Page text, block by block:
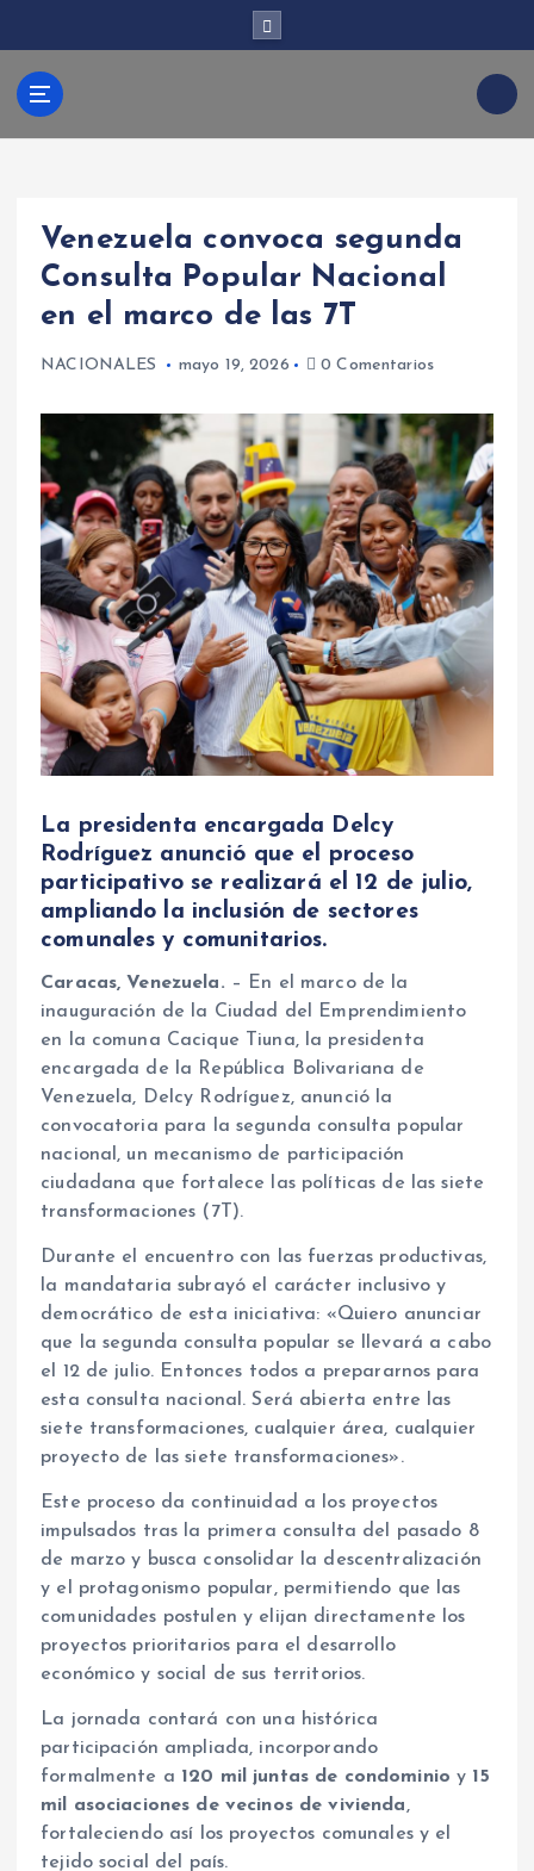
r
Kabud
ari
Venezuela convoca segunda
Consulta Popular Nacional
en el marco de las 7T
NACIONALES mayo 19, 2026 0 Comentarios
La presidenta encargada Delcy
Rodríguez anunció que el proceso
participativo se realizará el 12 de julio,
ampliando la inclusión de sectores
comunales y comunitarios.
Caracas, Venezuela. – En el marco de la
inauguración de la Ciudad del Emprendimiento
en la comuna Cacique Tiuna, la presidenta
encargada de la República Bolivariana de
Venezuela, Delcy Rodríguez, anunció la
convocatoria para la segunda consulta popular
nacional, un mecanismo de participación
ciudadana que fortalece las políticas de las siete
transformaciones (7T).
Durante el encuentro con las fuerzas productivas,
la mandataria subrayó el carácter inclusivo y
democrático de esta iniciativa: «Quiero anunciar
que la segunda consulta popular se llevará a cabo
el 12 de julio. Entonces todos a prepararnos para
esta consulta nacional. Será abierta entre las
siete transformaciones, cualquier área, cualquier
proyecto de las siete transformaciones».
Este proceso da continuidad a los proyectos
impulsados tras la primera consulta del pasado 8
de marzo y busca consolidar la descentralización
y el protagonismo popular, permitiendo que las
comunidades postulen y elijan directamente los
proyectos prioritarios para el desarrollo
económico y social de sus territorios.
La jornada contará con una histórica
participación ampliada, incorporando
formalmente a 120 mil juntas de condominio y 15
mil asociaciones de vecinos de vivienda,
fortaleciendo así los proyectos comunales y el
tejido social del país.